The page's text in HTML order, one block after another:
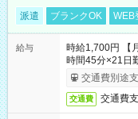
派遣 ブランクOK WEB
給与
時給1,700円 【
時間45分×21日
交通費別途
交通費 交通費